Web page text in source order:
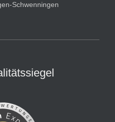
Schwenningen